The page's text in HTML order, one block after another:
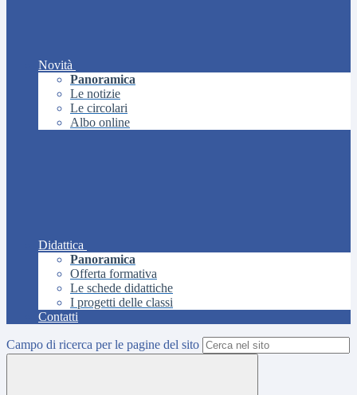
Novità
Panoramica
Le notizie
Le circolari
Albo online
Didattica
Panoramica
Offerta formativa
Le schede didattiche
I progetti delle classi
Contatti
Campo di ricerca per le pagine del sito